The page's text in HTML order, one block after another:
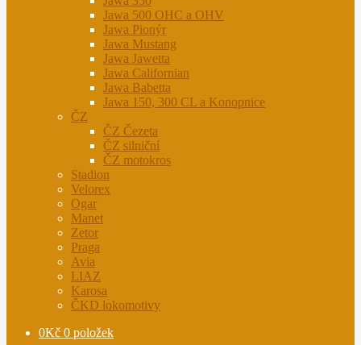
Jawa 500 OHC a OHV
Jawa Pionýr
Jawa Mustang
Jawa Jawetta
Jawa Californian
Jawa Babetta
Jawa 150, 300 CL a Konopnice
ČZ
ČZ Čezeta
ČZ silniční
ČZ motokros
Stadion
Velorex
Ogar
Manet
Zetor
Praga
Avia
LIAZ
Karosa
ČKD lokomotivy
0Kč 0 položek